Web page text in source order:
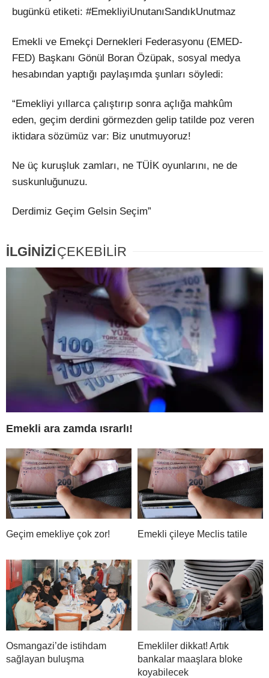
bugünkü etiketi: #EmekliyiUnutanıSandıkUnutmaz
Emekli ve Emekçi Dernekleri Federasyonu (EMED-
FED) Başkanı Gönül Boran Özüpak, sosyal medya
hesabından yaptığı paylaşımda şunları söyledi:
“Emekliyi yıllarca çalıştırıp sonra açlığa mahkûm
eden, geçim derdini görmezden gelip tatilde poz veren
iktidara sözümüz var: Biz unutmuyoruz!
Ne üç kuruşluk zamları, ne TÜİK oyunlarını, ne de
suskunluğunuzu.
Derdimiz Geçim Gelsin Seçim”
İLGİNİZİÇEKEBİLİR
Emekli ara zamda ısrarlı!
Geçim emekliye çok zor! Emekli çileye Meclis tatile
Osmangazi’de istihdam
sağlayan buluşma
Emekliler dikkat! Artık
bankalar maaşlara bloke
koyabilecek